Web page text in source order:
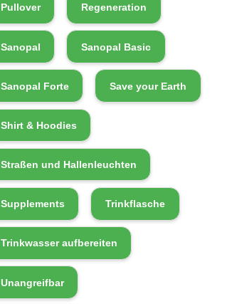
Pullover Regeneration
Sanopal Sanopal Basic
Sanopal Forte Save your Earth
Shirt & Hoodies
Straßen und Hallenleuchten
Supplements Trinkflasche
Trinkwasser aufbereiten
Unangreifbar